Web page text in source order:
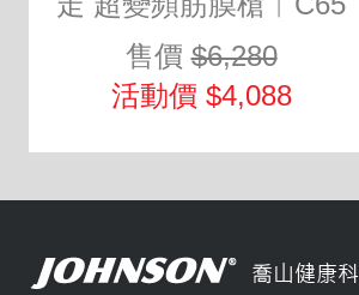
售價$6,280
活動價 $4,088